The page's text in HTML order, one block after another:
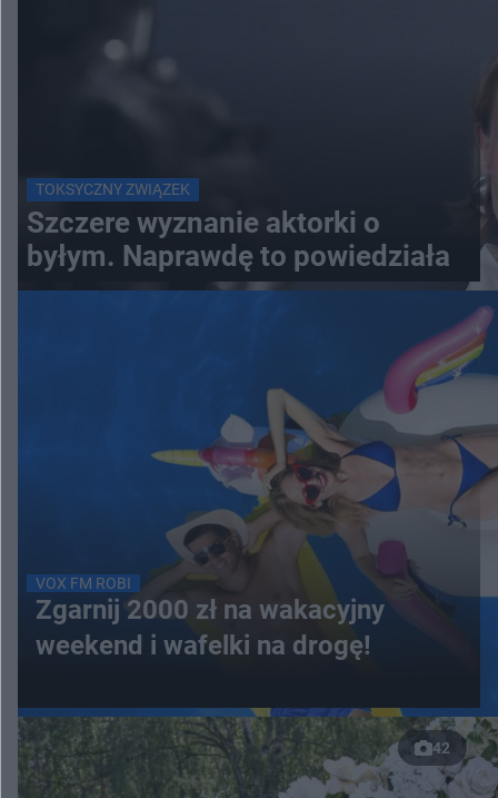
TOKSYCZNY ZWIĄZEK
Szczere wyznanie aktorki o
byłym. Naprawdę to powiedziała
VOX FM ROBI
Zgarnij 2000 zł na wakacyjny
weekend i wafelki na drogę!
42